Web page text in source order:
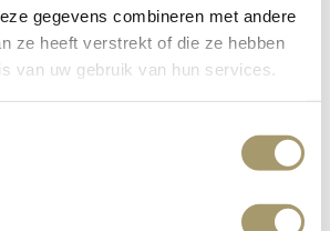
gegevens combineren met andere
ze heeft verstrekt of die ze hebben
van uw gebruik van hun services.
verlei
Umgebung bieten eine vielfältige
Blumezwiebelfeldern und einem